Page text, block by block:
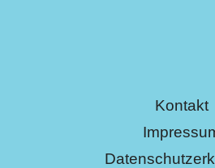
Kontakt